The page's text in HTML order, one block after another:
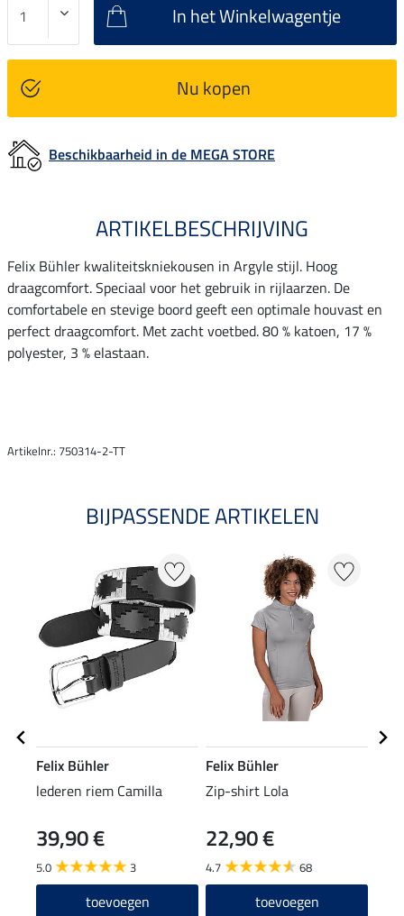
In het Winkelwagentje
Nu kopen
Beschikbaarheid in de MEGA STORE
ARTIKELBESCHRIJVING
Felix Bühler kwaliteitskniekousen in Argyle stijl. Hoog
draagcomfort. Speciaal voor het gebruik in rijlaarzen. De
comfortabele en stevige boord geeft een optimale houvast en
perfect draagcomfort. Met zacht voetbed. 80 % katoen, 17 %
polyester, 3 % elastaan.
Artikelnr.: 750314-2-TT
BIJPASSENDE ARTIKELEN
Felix Bühler
lederen riem Camilla
39,90 €
5.0 3
toevoegen
Felix Bühler
Zip-shirt Lola
22,90 €
4.7 68
toevoegen